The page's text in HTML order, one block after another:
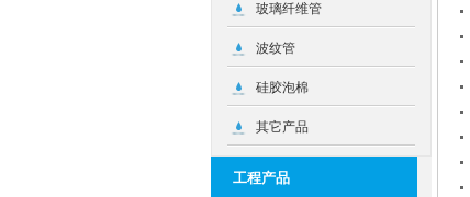
玻璃纤维管
波纹管
硅胶泡棉
其它产品
工程产品